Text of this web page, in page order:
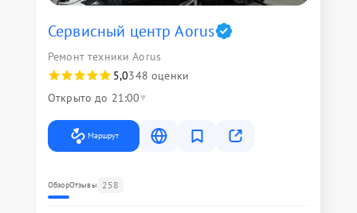
Сервисный центр Aorus
Ремонт техники Aorus
5,0348 оценки
Открыто до 21:00
Маршрут
ОбзорОтзывы 258